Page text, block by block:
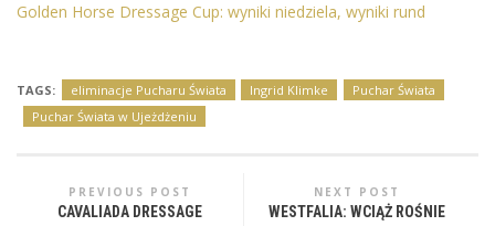
Golden Horse Dressage Cup: wyniki niedziela, wyniki rund
TAGS: eliminacje Pucharu Świata Ingrid Klimke
Puchar Świata
Puchar Świata w Ujeżdżeniu
PREVIOUS POST
CAVALIADA DRESSAGE
NEXT POST
WESTFALIA: WCIĄŻ ROŚNIE